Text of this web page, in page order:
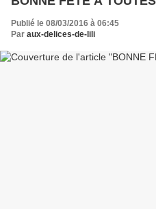
Publié le 08/03/2016 à 06:45
Par aux-delices-de-lili